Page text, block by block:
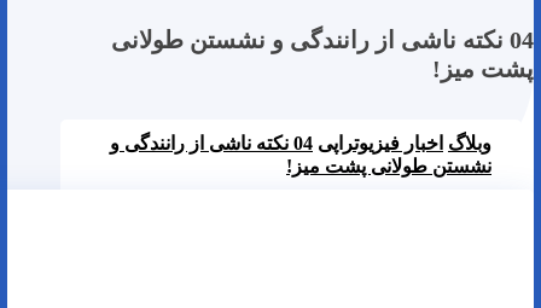
04 نکته ناشی از رانندگی و نشستن طولانی
پشت میز!
وبلاگ اخبار فیزیوتراپی
04 نکته ناشی از رانندگی و
نشستن طولانی پشت میز!